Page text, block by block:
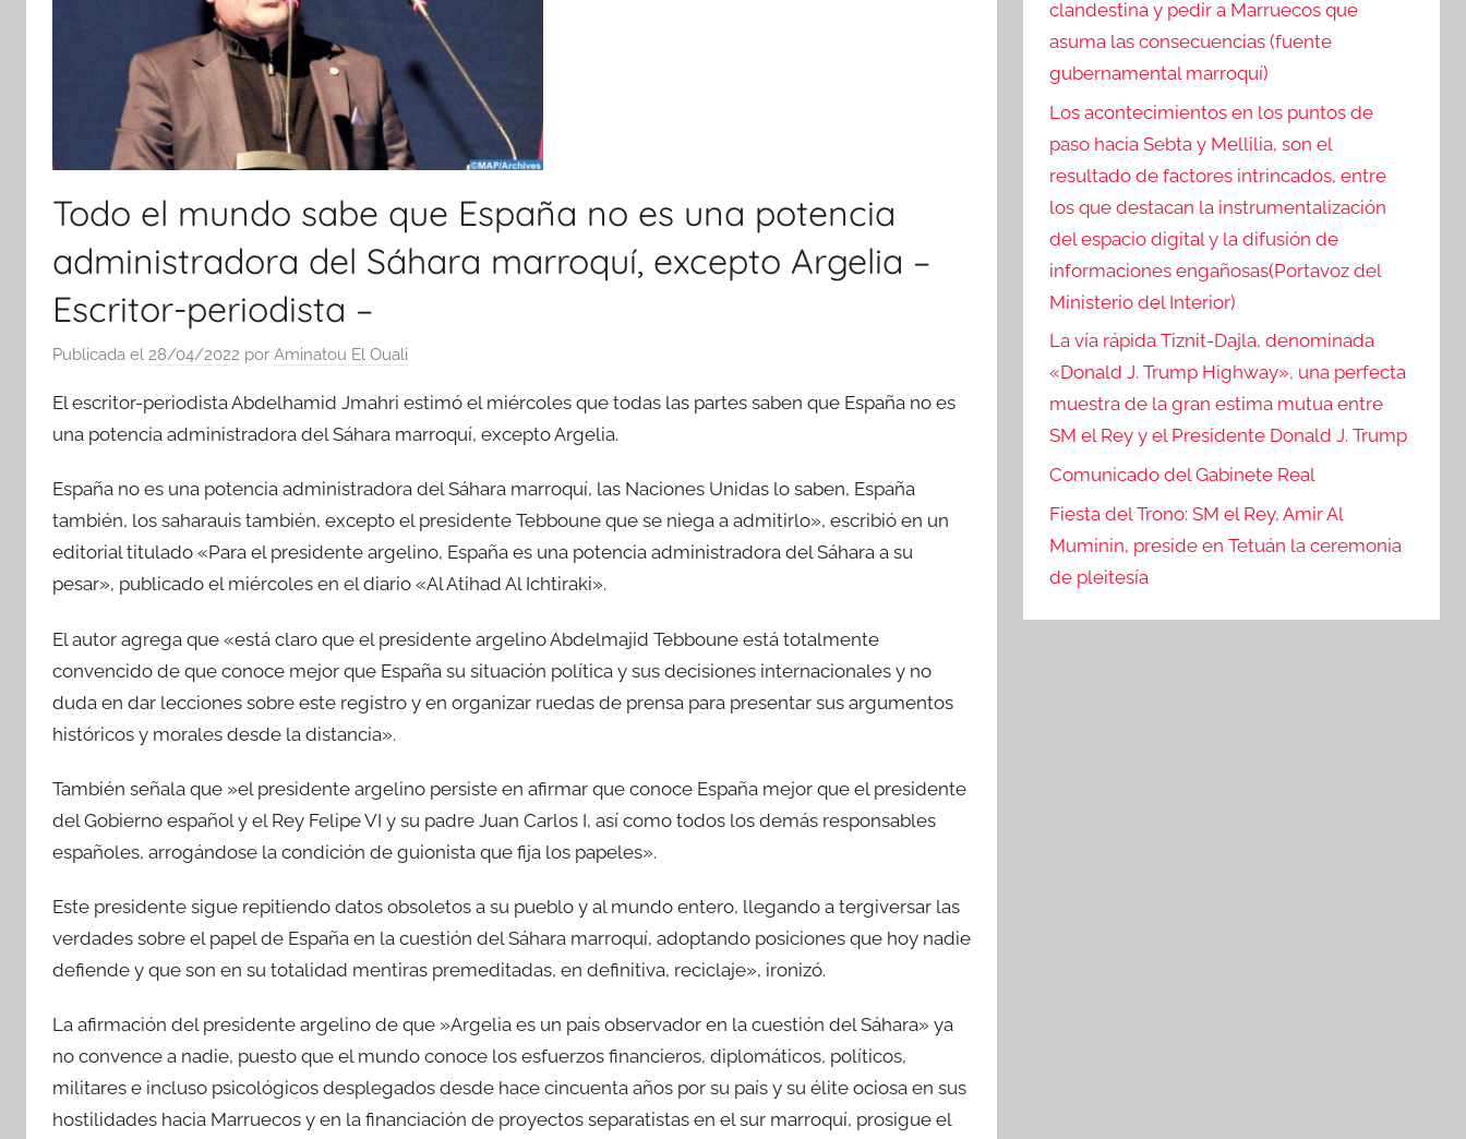
Todo el mundo sabe que España no es una potencia
administradora del Sáhara marroquí, excepto Argelia –
Escritor-periodista –
Publicada el 28/04/2022 por Aminatou El Ouali
El escritor-periodista Abdelhamid Jmahri estimó el miércoles que todas las partes saben que España no es
una potencia administradora del Sáhara marroquí, excepto Argelia.
España no es una potencia administradora del Sáhara marroquí, las Naciones Unidas lo saben, España
también, los saharauis también, excepto el presidente Tebboune que se niega a admitirlo», escribió en un
editorial titulado «Para el presidente argelino, España es una potencia administradora del Sáhara a su
pesar», publicado el miércoles en el diario «Al Atihad Al Ichtiraki».
El autor agrega que «está claro que el presidente argelino Abdelmajid Tebboune está totalmente
convencido de que conoce mejor que España su situación política y sus decisiones internacionales y no
duda en dar lecciones sobre este registro y en organizar ruedas de prensa para presentar sus argumentos
históricos y morales desde la distancia».
También señala que »el presidente argelino persiste en afirmar que conoce España mejor que el presidente
del Gobierno español y el Rey Felipe VI y su padre Juan Carlos I, así como todos los demás responsables
españoles, arrogándose la condición de guionista que fija los papeles».
Este presidente sigue repitiendo datos obsoletos a su pueblo y al mundo entero, llegando a tergiversar las
verdades sobre el papel de España en la cuestión del Sáhara marroquí, adoptando posiciones que hoy nadie
defiende y que son en su totalidad mentiras premeditadas, en definitiva, reciclaje», ironizó.
La afirmación del presidente argelino de que »Argelia es un país observador en la cuestión del Sáhara» ya
no convence a nadie, puesto que el mundo conoce los esfuerzos financieros, diplomáticos, políticos,
militares e incluso psicológicos desplegados desde hace cincuenta años por su país y su élite ociosa en sus
hostilidades hacia Marruecos y en la financiación de proyectos separatistas en el sur marroquí, prosigue el
clandestina y pedir a Marruecos que
asuma las consecuencias (fuente
gubernamental marroquí)
Los acontecimientos en los puntos de
paso hacia Sebta y Mellilia, son el
resultado de factores intrincados, entre
los que destacan la instrumentalización
del espacio digital y la difusión de
informaciones engañosas(Portavoz del
Ministerio del Interior)
La vía rápida Tiznit-Dajla, denominada
«Donald J. Trump Highway», una perfecta
muestra de la gran estima mutua entre
SM el Rey y el Presidente Donald J. Trump
Comunicado del Gabinete Real
Fiesta del Trono: SM el Rey, Amir Al
Muminin, preside en Tetuán la ceremonia
de pleitesía